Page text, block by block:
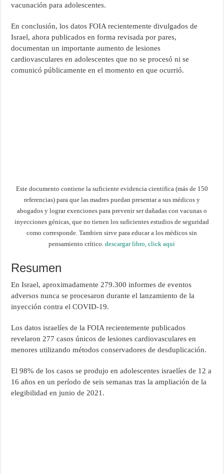
vacunación para adolescentes.
En conclusión, los datos FOIA recientemente divulgados de
Israel, ahora publicados en forma revisada por pares,
documentan un importante aumento de lesiones
cardiovasculares en adolescentes que no se procesó ni se
comunicó públicamente en el momento en que ocurrió.
Este documento contiene la suficiente evidencia cientifica (más de 150
referencias) para que las madres puedan presentar a sus médicos y
abogados y lograr exenciones para prevenir ser dañadas con vacunas o
inyecciones génicas, que no tienen los suficientes estudios de seguridad
como corresponde. Tambien sirve para educar a los médicos sin
pensamiento crítico.descargar libro, click aqui
Resumen
En Israel, aproximadamente 279.300 informes de eventos
adversos nunca se procesaron durante el lanzamiento de la
inyección contra el COVID-19.
Los datos israelíes de la FOIA recientemente publicados
revelaron 277 casos únicos de lesiones cardiovasculares en
menores utilizando métodos conservadores de desduplicación.
El 98% de los casos se produjo en adolescentes israelíes de 12 a
16 años en un período de seis semanas tras la ampliación de la
elegibilidad en junio de 2021.